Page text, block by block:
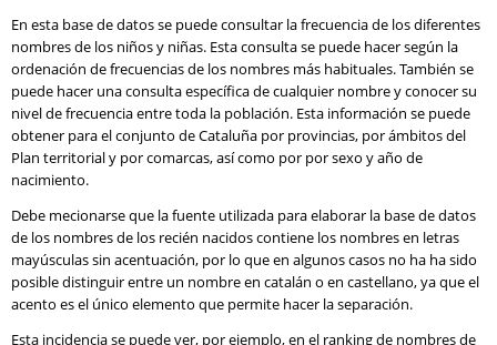
En esta base de datos se puede consultar la frecuencia de los diferentes
nombres de los niños y niñas. Esta consulta se puede hacer según la
ordenación de frecuencias de los nombres más habituales. También se
puede hacer una consulta específica de cualquier nombre y conocer su
nivel de frecuencia entre toda la población. Esta información se puede
obtener para el conjunto de Cataluña por provincias, por ámbitos del
Plan territorial y por comarcas, así como por por sexo y año de
nacimiento.
Debe mecionarse que la fuente utilizada para elaborar la base de datos
de los nombres de los recién nacidos contiene los nombres en letras
mayúsculas sin acentuación, por lo que en algunos casos no ha ha sido
posible distinguir entre un nombre en catalán o en castellano, ya que el
acento es el único elemento que permite hacer la separación.
Esta incidencia se puede ver, por ejemplo, en el ranking de nombres de